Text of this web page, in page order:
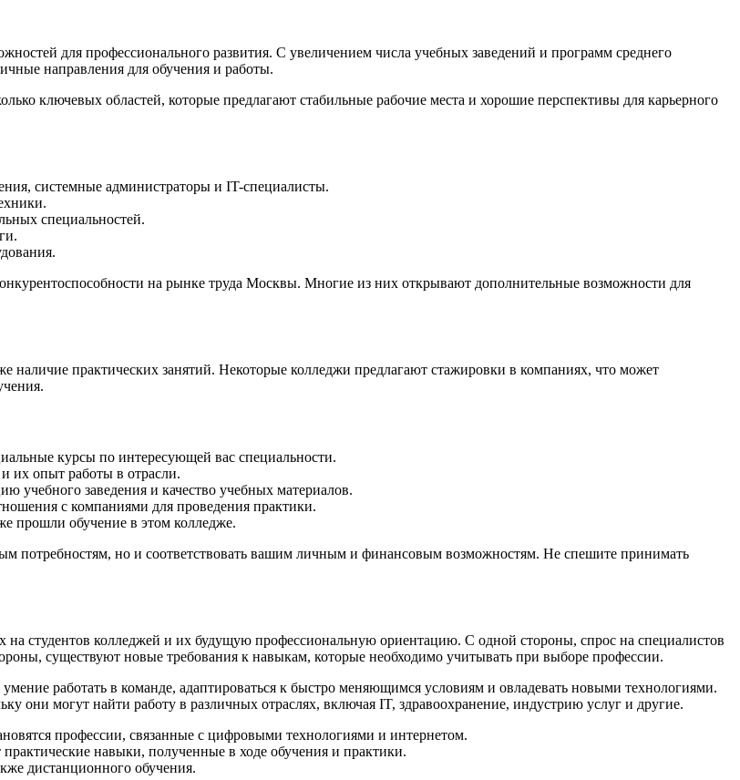
для профессионального развития. С увеличением числа учебных заведений и программ среднего
направления для обучения и работы.
ключевых областей, которые предлагают стабильные рабочие места и хорошие перспективы для карьерного
системные администраторы и IT-специалисты.
специальностей.
на рынке труда Москвы. Многие из них открывают дополнительные возможности для
наличие практических занятий. Некоторые колледжи предлагают стажировки в компаниях, что может
курсы по интересующей вас специальности.
их опыт работы в отрасли.
учебного заведения и качество учебных материалов.
с компаниями для проведения практики.
прошли обучение в этом колледже.
потребностям, но и соответствовать вашим личным и финансовым возможностям. Не спешите принимать
студентов колледжей и их будущую профессиональную ориентацию. С одной стороны, спрос на специалистов
существуют новые требования к навыкам, которые необходимо учитывать при выборе профессии.
работать в команде, адаптироваться к быстро меняющимся условиям и овладевать новыми технологиями.
они могут найти работу в различных отраслях, включая IT, здравоохранение, индустрию услуг и другие.
профессии, связанные с цифровыми технологиями и интернетом.
навыки, полученные в ходе обучения и практики.
дистанционного обучения.